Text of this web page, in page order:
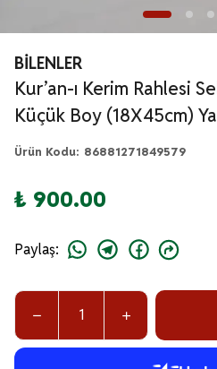
BİLENLER
Kur’an-ı Kerim Rahlesi
Küçük Boy (18X45cm)
Ürün Kodu: 86881271849579
₺ 900.00
Paylaş: